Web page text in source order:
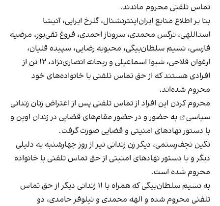
تماس تلفنی محروم ماندند.
بنا بر اطلاع منابع ایران‌اینترنشنال، گلرخ ایرایی، آنیشا
اسداللهی، نرگس محمدی، سروناز احمدی، فروغ تقی‌پور، مرضیه
فارسی، نسیم سلطان‌بیگی، محبوبه رضایی، سپیده قلیان،
ارغوان فلاحی، شیوا اسماعیلی و ریحانه انصاری‌نژاد، ۱۲ تن از
افرادی هستند که از حق تماس تلفنی با خانواده‌های خود
محروم شده‌اند.
محروم کردن این افراد از تماس تلفنی پس ازاعتراض زنان زندانی
سیاسی
به حضور و در حضور مقام‌های قضایی در زندان اوین و
با دستور نهادهای امنیتی و قضایی صورت گرفت.
نگین نجف‌رستمی، دیگر زن زندانی نیز از روز چهارشنبه به دلیلی
دیگر و با دستور نهادهای امنیتی از حق تماس تلفنی با خانواده
محروم شده است.
به نسیم سلطان‌بیگی که همراه با ۱۱ زندانی دیگر از حق تماس
تلفنی محروم شده و الهه محمدی و نیلوفر حامدی، دو